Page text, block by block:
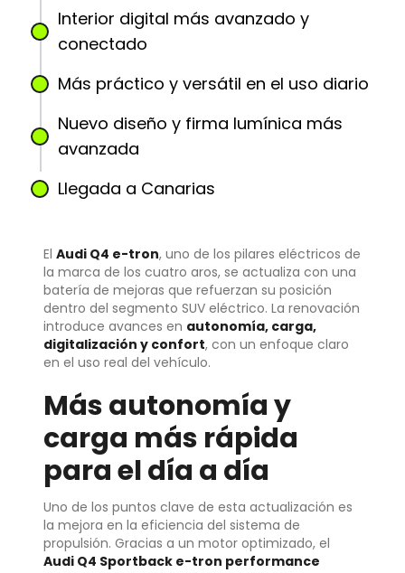
Interior digital más avanzado y
conectado
Más práctico y versátil en el uso diario
Nuevo diseño y firma lumínica más
avanzada
Llegada a Canarias
El Audi Q4 e-tron, uno de los pilares eléctricos de
la marca de los cuatro aros, se actualiza con una
batería de mejoras que refuerzan su posición
dentro del segmento SUV eléctrico. La renovación
introduce avances en autonomía, carga,
digitalización y confort, con un enfoque claro
en el uso real del vehículo.
Más autonomía y
carga más rápida
para el día a día
Uno de los puntos clave de esta actualización es
la mejora en la eficiencia del sistema de
propulsión. Gracias a un motor optimizado, el
Audi Q4 Sportback e-tron performance